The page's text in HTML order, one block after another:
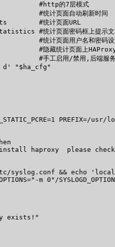
#http的7层模式
#统计页面自动刷新时间
#统计页面URL
#统计页面密码框上提示
#统计页面用户名和密码
#隐藏统计页面上
#手工启用/禁用,后端服
"$ha_cfg"
PREFIX=/usr/
haproxy  please
syslog.conf && echo
m 0"/
exists!"